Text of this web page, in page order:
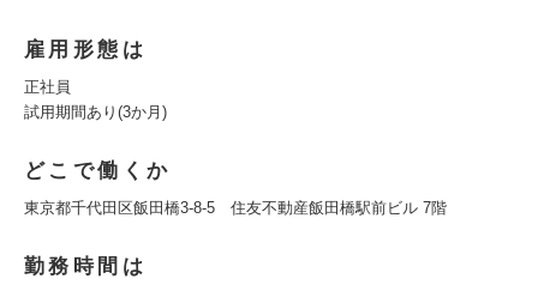
雇用形態は
正社員
試用期間あり(3か月)
どこで働くか
東京都千代田区飯田橋3-8-5 住友不動産飯田橋駅前ビル 7階
勤務時間は